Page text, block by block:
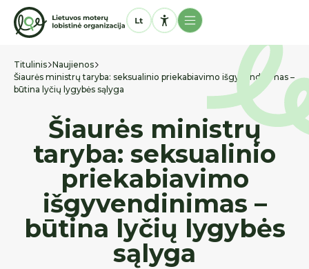
Titulinis Naujienos
Šiaurės ministrų taryba: seksualinio priekabiavimo išgyvendinimas –
būtina lyčių lygybės sąlyga
Šiaurės ministrų
taryba: seksualinio
priekabiavimo
išgyvendinimas –
būtina lyčių lygybės
sąlyga